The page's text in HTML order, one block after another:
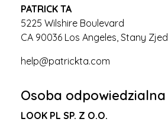
PATRICK TA
5225 Wilshire Boulevard
CA 90036 Los Angeles, Stany
help@patrickta.com
Osoba
LOOK PL SP. Z O.O.